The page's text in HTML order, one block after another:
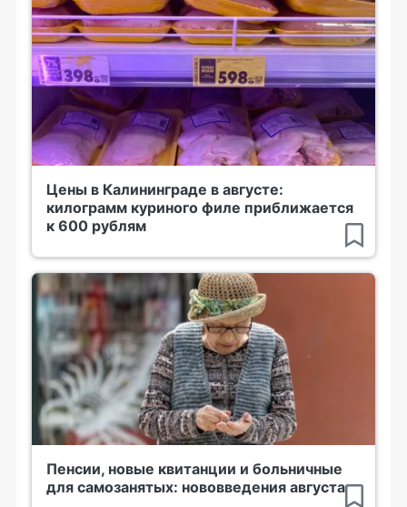
Цены в Калининграде в августе:
килограмм куриного филе приближается
к 600 рублям
Пенсии, новые квитанции и больничные
для самозанятых: нововведения августа